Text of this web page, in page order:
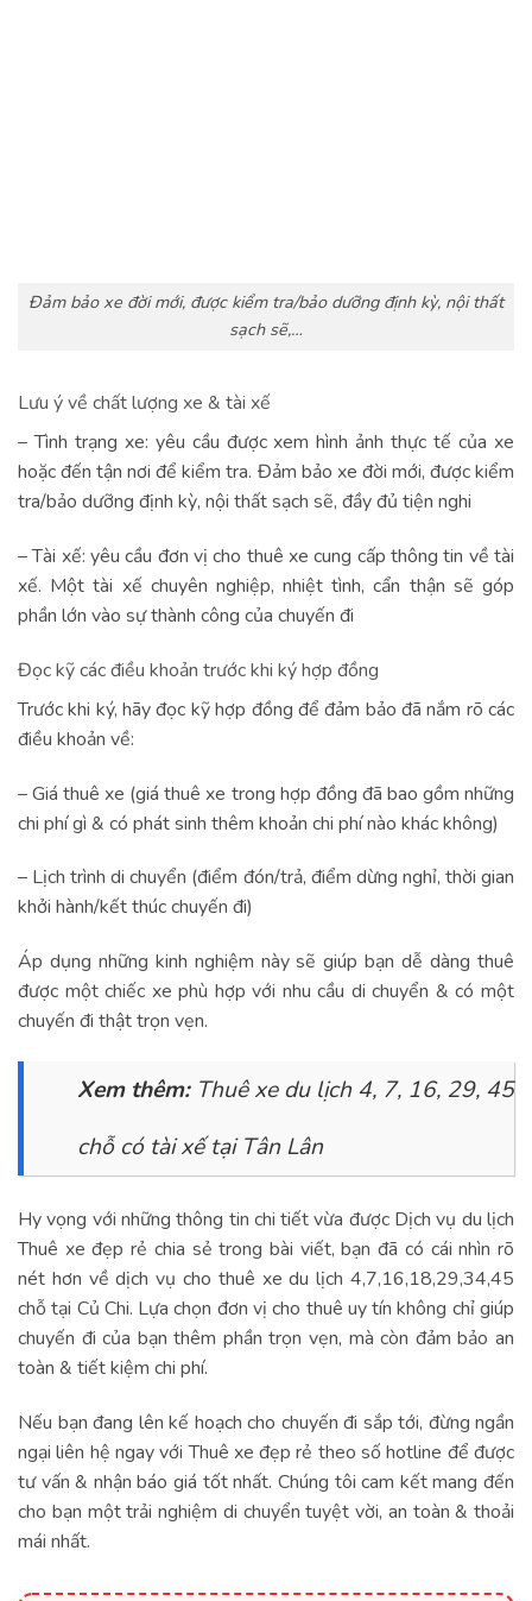
Đảm bảo xe đời mới, được kiểm tra/bảo dưỡng định kỳ, nội thất
sạch sẽ,…
Lưu ý về chất lượng xe & tài xế
– Tình trạng xe: yêu cầu được xem hình ảnh thực tế của xe
hoặc đến tận nơi để kiểm tra. Đảm bảo xe đời mới, được kiểm
tra/bảo dưỡng định kỳ, nội thất sạch sẽ, đầy đủ tiện nghi
– Tài xế: yêu cầu đơn vị cho thuê xe cung cấp thông tin về tài
xế. Một tài xế chuyên nghiệp, nhiệt tình, cẩn thận sẽ góp
phần lớn vào sự thành công của chuyến đi
Đọc kỹ các điều khoản trước khi ký hợp đồng
Trước khi ký, hãy đọc kỹ hợp đồng để đảm bảo đã nắm rõ các
điều khoản về:
– Giá thuê xe (giá thuê xe trong hợp đồng đã bao gồm những
chi phí gì & có phát sinh thêm khoản chi phí nào khác không)
– Lịch trình di chuyển (điểm đón/trả, điểm dừng nghỉ, thời gian
khởi hành/kết thúc chuyến đi)
Áp dụng những kinh nghiệm này sẽ giúp bạn dễ dàng thuê
được một chiếc xe phù hợp với nhu cầu di chuyển & có một
chuyến đi thật trọn vẹn.
Xem thêm: Thuê xe du lịch 4, 7, 16, 29, 45
chỗ có tài xế tại Tân Lân
Hy vọng với những thông tin chi tiết vừa được Dịch vụ du lịch
Thuê xe đẹp rẻ chia sẻ trong bài viết, bạn đã có cái nhìn rõ
nét hơn về dịch vụ cho thuê xe du lịch 4,7,16,18,29,34,45
chỗ tại Củ Chi. Lựa chọn đơn vị cho thuê uy tín không chỉ giúp
chuyến đi của bạn thêm phần trọn vẹn, mà còn đảm bảo an
toàn & tiết kiệm chi phí.
Nếu bạn đang lên kế hoạch cho chuyến đi sắp tới, đừng ngần
ngại liên hệ ngay với Thuê xe đẹp rẻ theo số hotline để được
tư vấn & nhận báo giá tốt nhất. Chúng tôi cam kết mang đến
cho bạn một trải nghiệm di chuyển tuyệt vời, an toàn & thoải
mái nhất.